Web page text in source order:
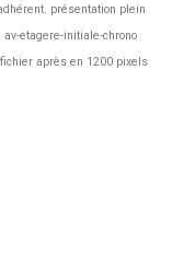
présentation plein
etagere-initiale-chrono
après en 1200 pixels